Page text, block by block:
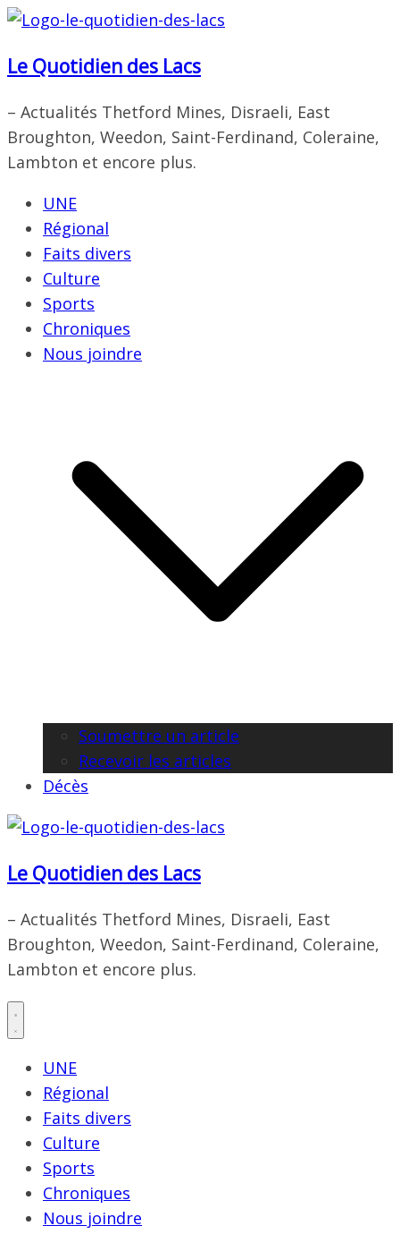
Passer
contenu
Le Quotidien des Lacs
– Actualités Thetford Mines, Disraeli, East
Broughton, Weedon, Saint-Ferdinand, Coleraine,
Lambton et encore plus.
UNE
Régional
Faits divers
Culture
Sports
Chroniques
Nous joindre
Soumettre un article
Recevoir les articles
Décès
Le Quotidien des Lacs
– Actualités Thetford Mines, Disraeli, East
Broughton, Weedon, Saint-Ferdinand, Coleraine,
Lambton et encore plus.
UNE
Régional
Faits divers
Culture
Sports
Chroniques
Nous joindre